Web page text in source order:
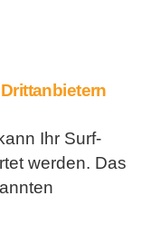
Ihr Surf-
werden. Das